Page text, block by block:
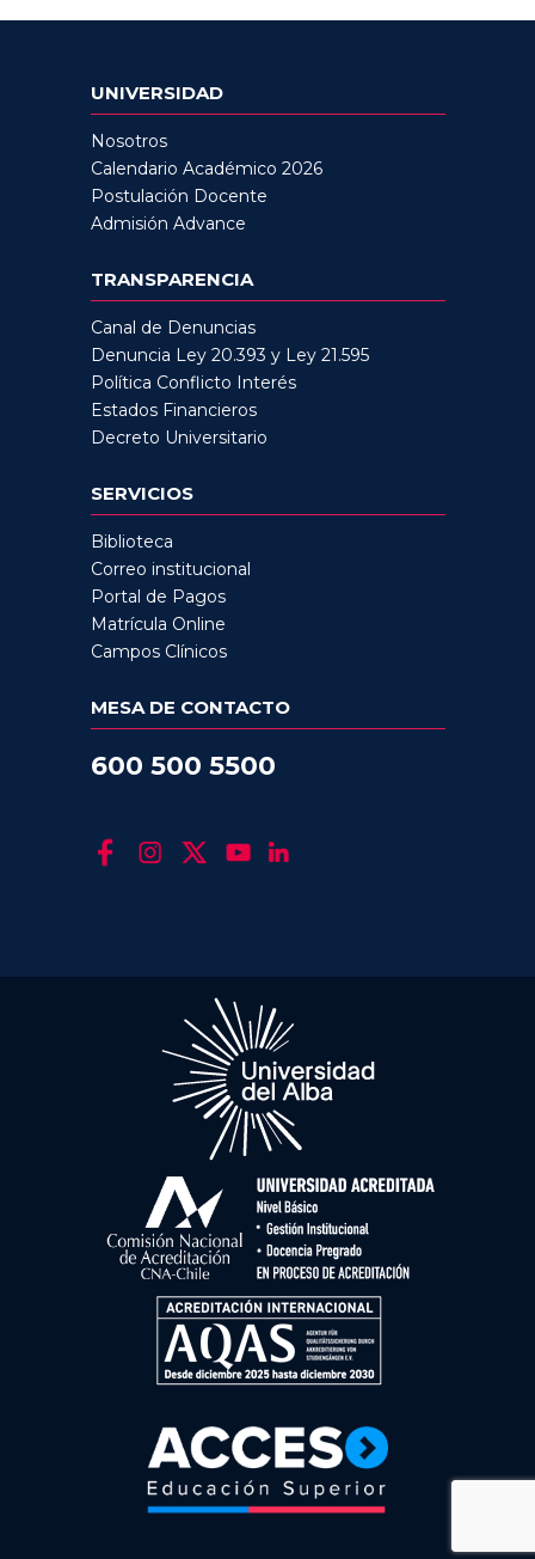
UNIVERSIDAD
Nosotros
Calendario Académico 2026
Postulación Docente
Admisión Advance
TRANSPARENCIA
Canal de Denuncias
Denuncia Ley 20.393 y Ley 21.595
Política Conflicto Interés
Estados Financieros
Decreto Universitario
SERVICIOS
Biblioteca
Correo institucional
Portal de Pagos
Matrícula Online
Campos Clínicos
MESA DE CONTACTO
600 500 5500